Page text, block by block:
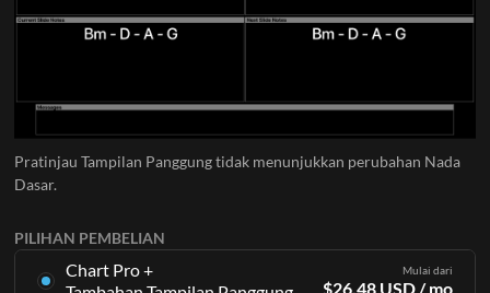
PILIHAN PEMBELIAN
Chart Pro +
Mulai dari
$26.48 USD / mo
Pratinjau Tampilan Panggung tidak menunjukkan perubahan Nada
Dasar.